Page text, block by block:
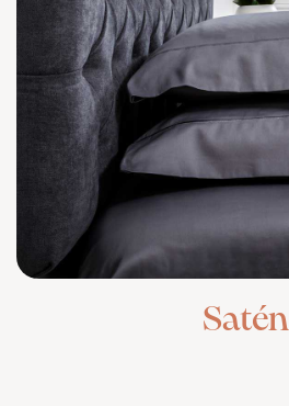
Satén